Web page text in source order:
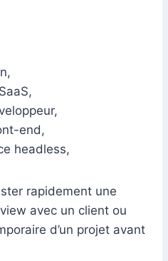
end,
headless,
rapidement une
avec un client ou
d’un projet avant